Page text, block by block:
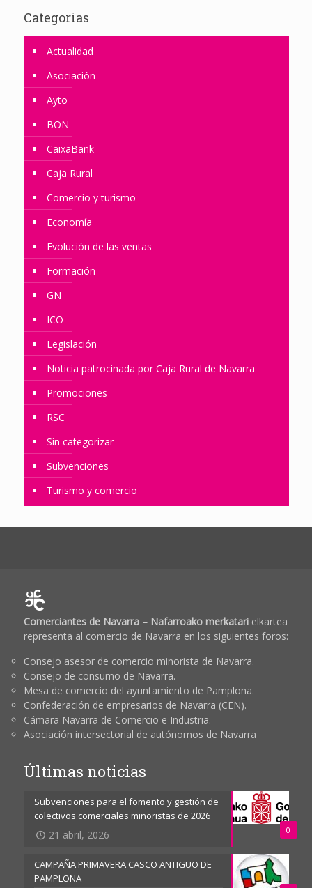
Categorias
Actualidad
Asociación
Ayto
BON
CaixaBank
Caja Rural
Comercio y turismo
Economía
Evolución de las ventas
Formación
GN
ICO
Legislación
Noticia patrocinada por Caja Rural de Navarra
Promociones
RSC
Sin categorizar
Subvenciones
Turismo y comercio
Comerciantes de Navarra – Nafarroako merkatarielkartea
representa al comercio de Navarra en los siguientes foros:
Consejo asesor de comercio minorista de Navarra.
Consejo de consumo de Navarra.
Mesa de comercio del ayuntamiento de Pamplona.
Confederación de empresarios de Navarra (CEN).
Cámara Navarra de Comercio e Industria.
Asociación intersectorial de autónomos de Navarra
Últimas noticias
0
Subvenciones para el fomento y gestión de
colectivos comerciales minoristas de 2026
21 abril, 2026
CAMPAÑA PRIMAVERA CASCO ANTIGUO DE
PAMPLONA